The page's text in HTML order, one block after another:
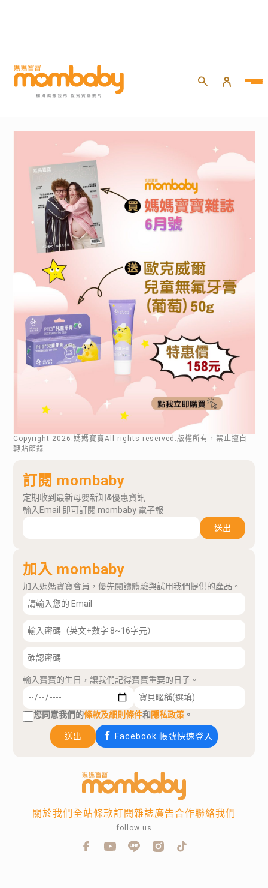
Copyright 2026 .媽媽寶寶All rights reserved.版權所有，禁止擅自
轉貼節錄
訂閱 mombaby
定期收到最新母嬰新知&優惠資訊
輸入Email 即可訂閱 mombaby 電子報
送出
加入 mombaby
加入媽媽寶寶會員，優先閱讀體驗與試用我們提供的產品。
輸入寶寶的生日，讓我們記得寶寶重要的日子。
您同意我們的條款及細則條件和隱私政策 。
送出 Facebook 帳號快速登入
關於我們全站條款訂閱雜誌廣告合作聯絡我們
follow us